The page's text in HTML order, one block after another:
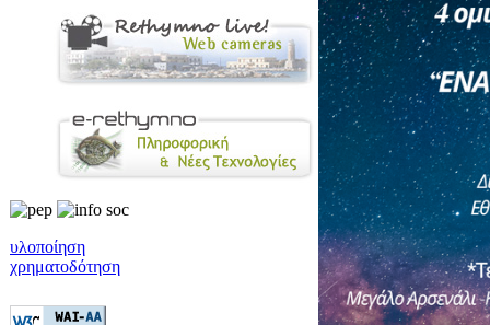
υλοποίηση
χρηματοδότηση